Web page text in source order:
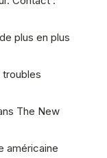
plus en plus
The New
américaine